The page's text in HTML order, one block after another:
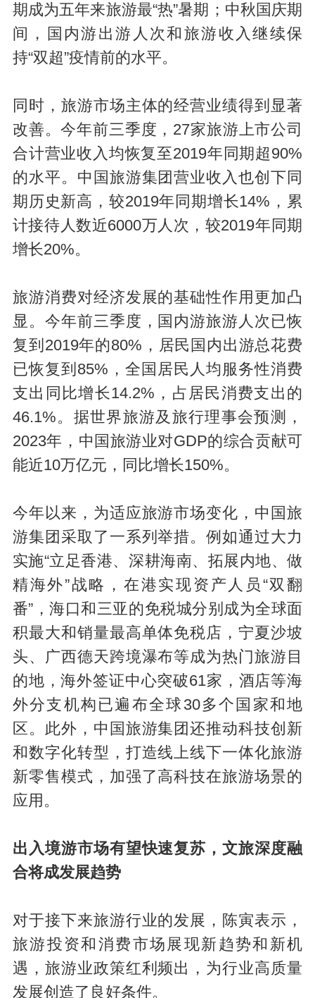
期成为五年来旅游最“热”暑期；中秋国庆期
间，国内游出游人次和旅游收入继续保
持“双超”疫情前的水平。
同时，旅游市场主体的经营业绩得到显著
改善。今年前三季度，27家旅游上市公司
合计营业收入均恢复至2019年同期超90%
的水平。中国旅游集团营业收入也创下同
期历史新高，较2019年同期增长14%，累
计接待人数近6000万人次，较2019年同期
增长20%。
旅游消费对经济发展的基础性作用更加凸
显。今年前三季度，国内游旅游人次已恢
复到2019年的80%，居民国内出游总花费
已恢复到85%，全国居民人均服务性消费
支出同比增长14.2%，占居民消费支出的
46.1%。据世界旅游及旅行理事会预测，
2023年，中国旅游业对GDP的综合贡献可
能近10万亿元，同比增长150%。
今年以来，为适应旅游市场变化，中国旅
游集团采取了一系列举措。例如通过大力
实施“立足香港、深耕海南、拓展内地、做
精海外”战略，在港实现资产人员“双翻
番”，海口和三亚的免税城分别成为全球面
积最大和销量最高单体免税店，宁夏沙坡
头、广西德天跨境瀑布等成为热门旅游目
的地，海外签证中心突破61家，酒店等海
外分支机构已遍布全球30多个国家和地
区。此外，中国旅游集团还推动科技创新
和数字化转型，打造线上线下一体化旅游
新零售模式，加强了高科技在旅游场景的
应用。
出入境游市场有望快速复苏，文旅深度融
合将成发展趋势
对于接下来旅游行业的发展，陈寅表示，
旅游投资和消费市场展现新趋势和新机
遇，旅游业政策红利频出，为行业高质量
发展创造了良好条件。